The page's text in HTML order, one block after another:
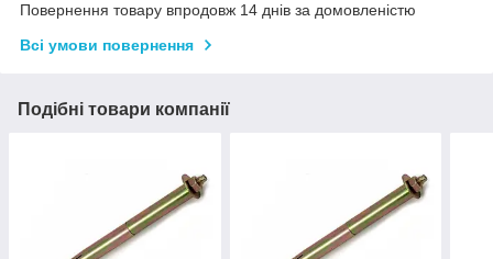
Повернення товару впродовж 14 днів за домовленістю
Всі умови повернення
Подібні товари компанії